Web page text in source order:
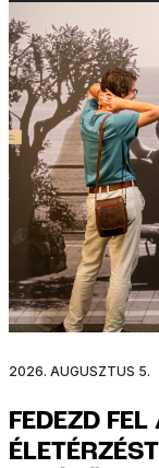
2026. AUGUSZTUS 5.
FEDEZD